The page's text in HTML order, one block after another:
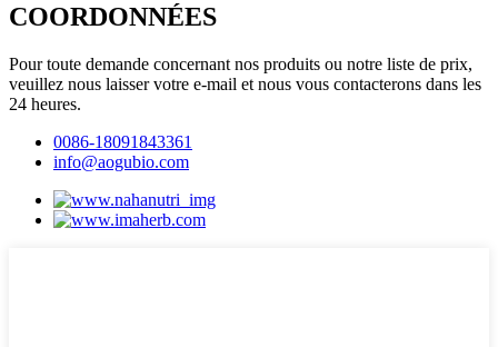
COORDONNÉES
Pour toute demande concernant nos produits ou notre liste de prix,
veuillez nous laisser votre e-mail et nous vous contacterons dans les
24 heures.
0086-18091843361
info@aogubio.com